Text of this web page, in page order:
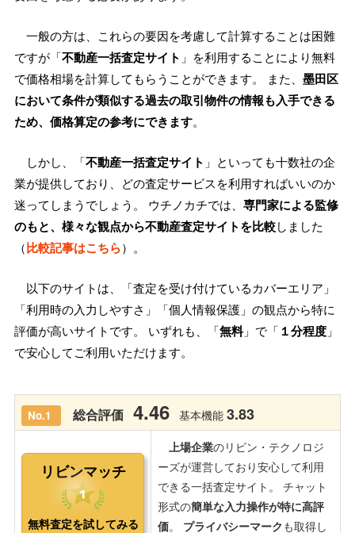
一般の方は、これらの要因を考慮して計算することは困難
ですが「不動産一括査定サイト 」を利用することにより無料
で価格相場を計算してもらうことができます。 また、 墨田区
において条件が類似する過去の取引物件の情報も入手できる
ため、価格算定の参考にできます。
しかし、「不動産一括査定サイト 」といっても十数社の企
業が提供しており、どの査定サービスを利用すればいいのか
迷ってしまうでしょう。 ウチノカチでは、 専門家による監修
のもと、様々な観点から不動産査定サイトを比較しました
（比較記事はこちら）。
以下のサイトは、「査定を受け付けているカバーエリア」
「利用時の入力しやすさ」「個人情報保護」の観点から特に
評価が高いサイトです。 いずれも、「無料」で「 １分程度 」
で安心してご利用いただけます。